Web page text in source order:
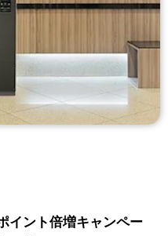
イント倍増キャンペー